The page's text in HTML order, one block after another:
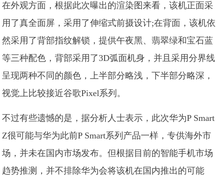
在外观方面，根据此次曝出的渲染图来看，该机正面采
用了真全面屏，采用了伸缩式前摄设计;在背面，该机依
然采用了背部指纹解锁，提供午夜黑、翡翠绿和宝石蓝
等三种配色，背部采用了3D弧面机身，并且采用分界线
呈现两种不同的颜色，上半部分略浅，下半部分略深，
视觉上比较接近谷歌Pixel系列。
不过有些遗憾的是，据分析人士表示，此次华为P Smart
Z很可能与华为此前P Smart系列产品一样，专供海外市
场，并未在国内市场发布。但根据目前的智能手机市场
趋势推测，并不排除华为会将该机在国内推出的可能